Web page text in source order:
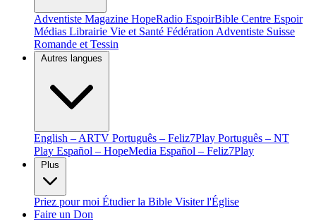
Adventiste Magazine HopeRadio EspoirBible Centre Espoir
Médias Librairie Vie et Santé Fédération Adventiste Suisse
Romande et Tessin
Autres langues
English – ARTV Português – Feliz7Play Português – NT
Play Español – HopeMedia Español – Feliz7Play
Plus
Priez pour moi Étudier la Bible Visiter l'Église
Faire un Don